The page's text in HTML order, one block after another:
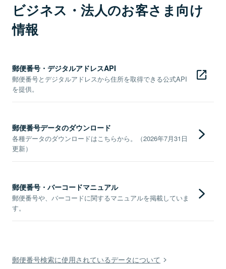
ビジネス・法人のお客さま向け
情報
郵便番号・デジタルアドレスAPI
郵便番号とデジタルアドレスから住所を取得できる公式API
を提供。
郵便番号データのダウンロード
各種データのダウンロードはこちらから。（2026年7月31日
更新）
郵便番号・バーコードマニュアル
郵便番号や、バーコードに関するマニュアルを掲載していま
す。
郵便番号検索に使用されているデータについて